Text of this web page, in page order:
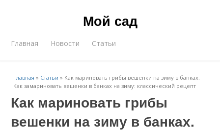
Мой сад
Главная Новости Статьи
Главная » Статьи » Как мариновать грибы вешенки на зиму в банках.
Как замариновать вешенки в банках на зиму: классический рецепт
Как мариновать грибы
вешенки на зиму в банках.